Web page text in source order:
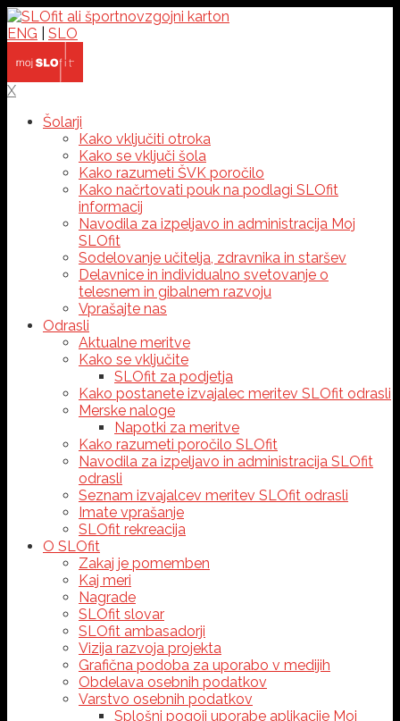
ENG SLO
X
Šolarji
Kako vključiti otroka
Kako se vključi šola
Kako razumeti ŠVK poročilo
Kako načrtovati pouk na podlagi SLOfit
informacij
Navodila za izpeljavo in administracija Moj
SLOfit
Sodelovanje učitelja, zdravnika in staršev
Delavnice in individualno svetovanje o
telesnem in gibalnem razvoju
Vprašajte nas
Odrasli
Aktualne meritve
Kako se vključite
SLOfit za podjetja
Kako postanete izvajalec meritev SLOfit odrasli
Merske naloge
Napotki za meritve
Kako razumeti poročilo SLOfit
Navodila za izpeljavo in administracija SLOfit
odrasli
Seznam izvajalcev meritev SLOfit odrasli
Imate vprašanje
SLOfit rekreacija
O SLOfit
Zakaj je pomemben
Kaj meri
Nagrade
SLOfit slovar
SLOfit ambasadorji
Vizija razvoja projekta
Grafična podoba za uporabo v medijih
Obdelava osebnih podatkov
Varstvo osebnih podatkov
Splošni pogoji uporabe aplikacije Moj